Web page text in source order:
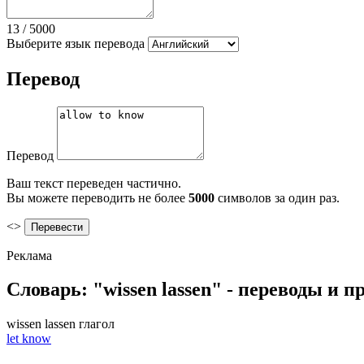
13 / 5000
Выберите язык перевода
Перевод
Перевод
Ваш текст переведен частично.
Вы можете переводить не более 5000 символов за один раз.
<>
Реклама
Словарь: "wissen lassen" - переводы и
wissen lassen глагол
let know